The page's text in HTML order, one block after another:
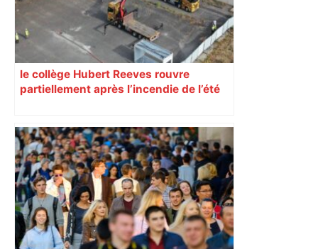
le collège Hubert Reeves rouvre
partiellement après l’incendie de l’été